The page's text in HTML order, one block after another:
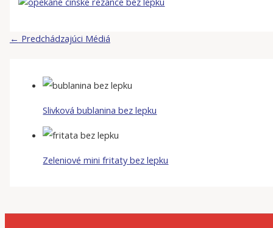
← Predchádzajúci Médiá
Slivková bublanina bez lepku
Zeleniové mini fritaty bez lepku